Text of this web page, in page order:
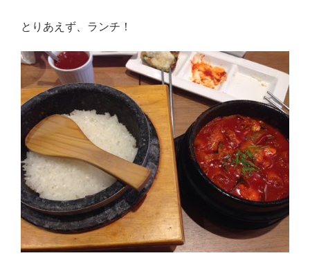
とりあえず、ランチ！